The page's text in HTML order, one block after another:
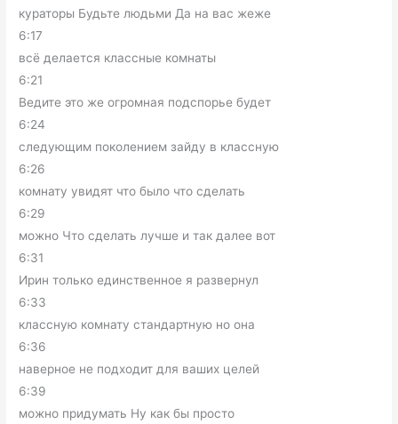
кураторы Будьте людьми Да на вас жеже
6:17
всё делается классные комнаты
6:21
Ведите это же огромная подспорье будет
6:24
следующим поколением зайду в классную
6:26
комнату увидят что было что сделать
6:29
можно Что сделать лучше и так далее вот
6:31
Ирин только единственное я развернул
6:33
классную комнату стандартную но она
6:36
наверное не подходит для ваших целей
6:39
можно придумать Ну как бы просто